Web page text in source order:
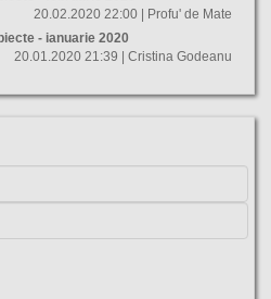
20.02.2020 22:00 | Profu' de Mate
- ianuarie 2020
20.01.2020 21:39 | Cristina Godeanu